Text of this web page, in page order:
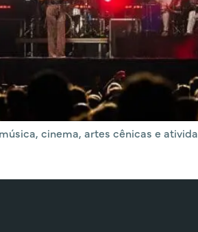
cinema, artes cênicas e